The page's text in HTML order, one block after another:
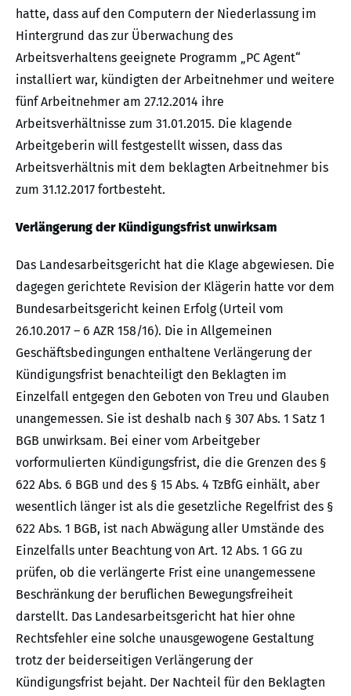
hatte, dass auf den Computern der Niederlassung im
Hintergrund das zur Überwachung des
Arbeitsverhaltens geeignete Programm „PC Agent“
installiert war, kündigten der Arbeitnehmer und weitere
fünf Arbeitnehmer am 27.12.2014 ihre
Arbeitsverhältnisse zum 31.01.2015. Die klagende
Arbeitgeberin will festgestellt wissen, dass das
Arbeitsverhältnis mit dem beklagten Arbeitnehmer bis
zum 31.12.2017 fortbesteht.
Verlängerung der Kündigungsfrist unwirksam
Das Landesarbeitsgericht hat die Klage abgewiesen. Die
dagegen gerichtete Revision der Klägerin hatte vor dem
Bundesarbeitsgericht keinen Erfolg (Urteil vom
26.10.2017 – 6 AZR 158/16). Die in Allgemeinen
Geschäftsbedingungen enthaltene Verlängerung der
Kündigungsfrist benachteiligt den Beklagten im
Einzelfall entgegen den Geboten von Treu und Glauben
unangemessen. Sie ist deshalb nach § 307 Abs. 1 Satz 1
BGB unwirksam. Bei einer vom Arbeitgeber
vorformulierten Kündigungsfrist, die die Grenzen des §
622 Abs. 6 BGB und des § 15 Abs. 4 TzBfG einhält, aber
wesentlich länger ist als die gesetzliche Regelfrist des §
622 Abs. 1 BGB, ist nach Abwägung aller Umstände des
Einzelfalls unter Beachtung von Art. 12 Abs. 1 GG zu
prüfen, ob die verlängerte Frist eine unangemessene
Beschränkung der beruflichen Bewegungsfreiheit
darstellt. Das Landesarbeitsgericht hat hier ohne
Rechtsfehler eine solche unausgewogene Gestaltung
trotz der beiderseitigen Verlängerung der
Kündigungsfrist bejaht. Der Nachteil für den Beklagten